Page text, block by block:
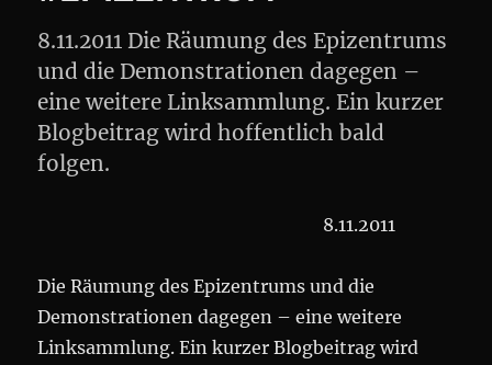
8.11.2011 Die Räumung des Epizentrums
und die Demonstrationen dagegen –
eine weitere Linksammlung. Ein kurzer
Blogbeitrag wird hoffentlich bald
folgen.
8.11.2011
Die Räumung des Epizentrums und die
Demonstrationen dagegen – eine weitere
Linksammlung. Ein kurzer Blogbeitrag wird